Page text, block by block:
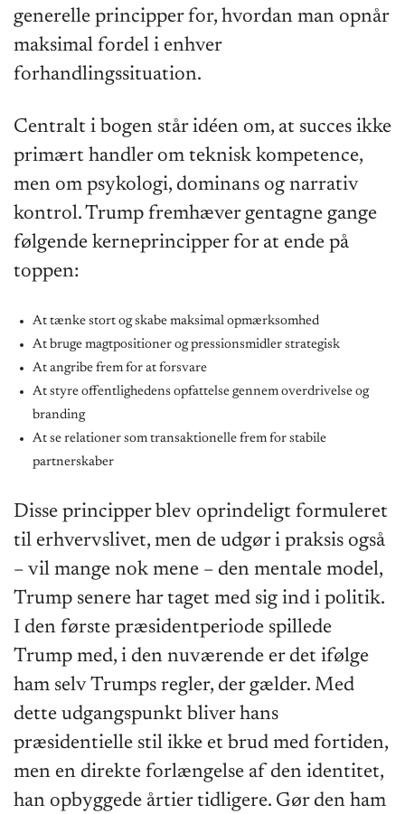
generelle principper for, hvordan man opnår
maksimal fordel i enhver
forhandlingssituation.
Centralt i bogen står idéen om, at succes ikke
primært handler om teknisk kompetence,
men om psykologi, dominans og narrativ
kontrol. Trump fremhæver gentagne gange
følgende kerneprincipper for at ende på
toppen:
At tænke stort og skabe maksimal opmærksomhed
At bruge magtpositioner og pressionsmidler strategisk
At angribe frem for at forsvare
At styre offentlighedens opfattelse gennem overdrivelse og
branding
At se relationer som transaktionelle frem for stabile
partnerskaber
Disse principper blev oprindeligt formuleret
til erhvervslivet, men de udgør i praksis også
– vil mange nok mene – den mentale model,
Trump senere har taget med sig ind i politik.
I den første præsidentperiode spillede
Trump med, i den nuværende er det ifølge
ham selv Trumps regler, der gælder. Med
dette udgangspunkt bliver hans
præsidentielle stil ikke et brud med fortiden,
men en direkte forlængelse af den identitet,
han opbyggede årtier tidligere. Gør den ham